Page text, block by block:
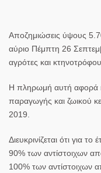
Αποζημιώσεις ύψους
αύριο Πέμπτη 26
αγρότες και
Η πληρωμή αυτή αφορά
παραγωγής και ζωικού
2019.
Διευκρινίζεται ότι για
90% των αντίστοιχων
100% των αντίστοιχων